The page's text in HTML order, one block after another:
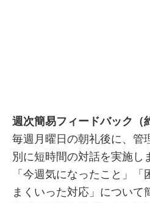
週次簡易フィードバック（
毎週月曜日の朝礼後に、管
別に短時間の対話を実施し
「今週気になったこと」「
まくいった対応」について